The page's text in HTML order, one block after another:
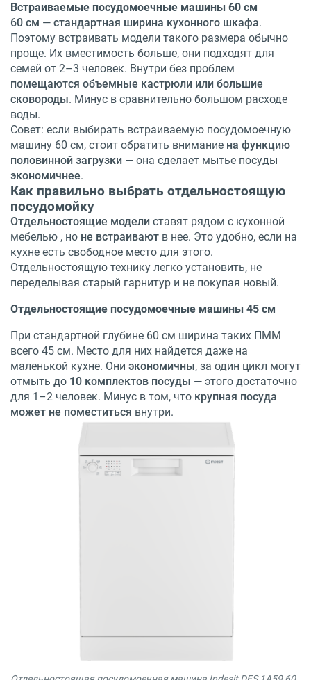
Встраиваемые посудомоечные машины 60 см
60 см — стандартная ширина кухонного шкафа.
Поэтому встраивать модели такого размера обычно
проще. Их вместимость больше, они подходят для
семей от 2–3 человек. Внутри без проблем
помещаются объемные кастрюли или большие
сковороды. Минус в сравнительно большом расходе
воды.
Совет: если выбирать встраиваемую посудомоечную
машину 60 см, стоит обратить внимание на функцию
половинной загрузки — она сделает мытье посуды
экономичнее.
Как правильно выбрать отдельностоящую
посудомойку
Отдельностоящие модели ставят рядом с кухонной
мебелью , но не встраивают в нее. Это удобно, если на
кухне есть свободное место для этого.
Отдельностоящую технику легко установить, не
переделывая старый гарнитур и не покупая новый.
Отдельностоящие посудомоечные машины 45 см
При стандартной глубине 60 см ширина таких ПММ
всего 45 см. Место для них найдется даже на
маленькой кухне. Они экономичны, за один цикл могут
отмыть до 10 комплектов посуды — этого достаточно
для 1–2 человек. Минус в том, что крупная посуда
может не поместиться внутри.